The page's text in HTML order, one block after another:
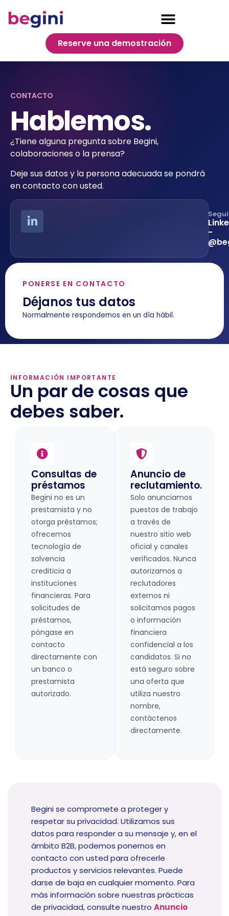
Reserve una demostración
CONTACTO
Hablemos.
¿Tiene alguna pregunta sobre Begini,
colaboraciones o la prensa?
Deje sus datos y la persona adecuada se pondrá
en contacto con usted.
-
PONERSE EN CONTACTO
Déjanos tus datos
Normalmente respondemos en un día hábil.
INFORMACIÓN IMPORTANTE
Un par de cosas que
debes saber.
Consultas de
préstamos
Begini no es un
prestamista y no
otorga préstamos;
ofrecemos
tecnología de
solvencia
crediticia a
instituciones
financieras. Para
solicitudes de
préstamos,
póngase en
contacto
directamente con
un banco o
prestamista
autorizado.
Anuncio de
reclutamiento.
Solo anunciamos
puestos de trabajo
a través de
nuestro sitio web
oficial y canales
verificados. Nunca
autorizamos a
reclutadores
externos ni
solicitamos pagos
o información
financiera
confidencial a los
candidatos. Si no
está seguro sobre
una oferta que
utiliza nuestro
nombre,
contáctenos
directamente.
Begini se compromete a proteger y
respetar su privacidad. Utilizamos sus
datos para responder a su mensaje y, en el
ámbito B2B, podemos ponernos en
contacto con usted para ofrecerle
productos y servicios relevantes. Puede
darse de baja en cualquier momento. Para
más información sobre nuestras prácticas
de privacidad, consulte nuestro Anuncio